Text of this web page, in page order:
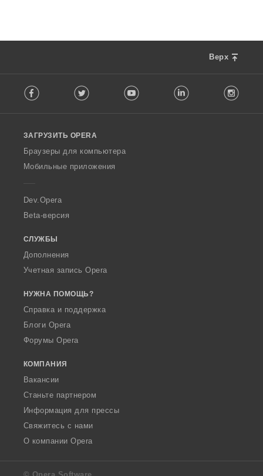
Верх
o
w
O
p
a
Facebook Twitter Youtube LinkedIn
ЗАГРУЗИТЬ OPERA
Браузеры для компьютера
Мобильные приложения
Dev.Opera
Beta-версия
СЛУЖБЫ
Дополнения
Учетная запись Opera
НУЖНА ПОМОЩЬ?
Справка и поддержка
Блоги Opera
Форумы Opera
КОМПАНИЯ
Вакансии
Станьте партнером
Информация для прессы
Свяжитесь с нами
О компании Opera